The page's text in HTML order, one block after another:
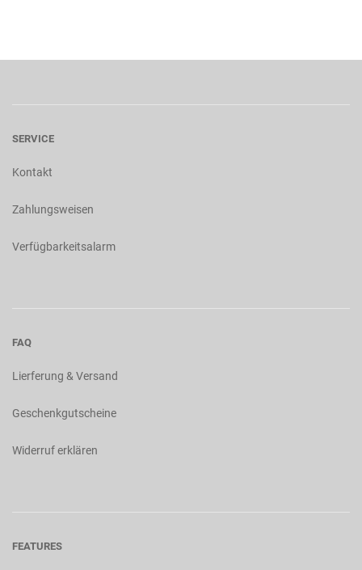
SERVICE
Kontakt
Zahlungsweisen
Verfügbarkeitsalarm
FAQ
Lierferung & Versand
Geschenkgutscheine
Widerruf erklären
FEATURES